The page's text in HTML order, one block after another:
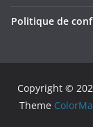
Politique de
Copyright ©
Theme